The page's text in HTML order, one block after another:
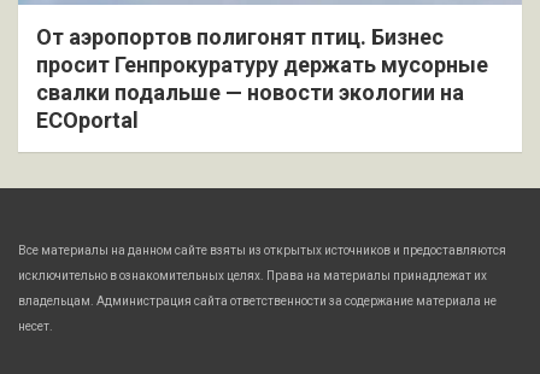
От аэропортов полигонят птиц. Бизнес
просит Генпрокуратуру держать мусорные
свалки подальше — новости экологии на
ECOportal
Все материалы на данном сайте взяты из открытых источников и предоставляются
исключительно в ознакомительных целях. Права на материалы принадлежат их
владельцам. Администрация сайта ответственности за содержание материала не
несет.